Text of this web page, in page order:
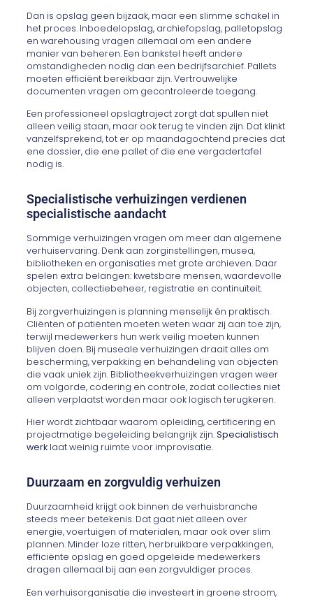
Dan is opslag geen bijzaak, maar een slimme schakel in
het proces. Inboedelopslag, archiefopslag, palletopslag
en warehousing vragen allemaal om een andere
manier van beheren. Een bankstel heeft andere
omstandigheden nodig dan een bedrijfsarchief. Pallets
moeten efficiënt bereikbaar zijn. Vertrouwelijke
documenten vragen om gecontroleerde toegang.
Een professioneel opslagtraject zorgt dat spullen niet
alleen veilig staan, maar ook terug te vinden zijn. Dat klinkt
vanzelfsprekend, tot er op maandagochtend precies dat
ene dossier, die ene pallet of die ene vergadertafel
nodig is.
Specialistische verhuizingen verdienen
specialistische aandacht
Sommige verhuizingen vragen om meer dan algemene
verhuiservaring. Denk aan zorginstellingen, musea,
bibliotheken en organisaties met grote archieven. Daar
spelen extra belangen: kwetsbare mensen, waardevolle
objecten, collectiebeheer, registratie en continuïteit.
Bij zorgverhuizingen is planning menselijk én praktisch.
Cliënten of patiënten moeten weten waar zij aan toe zijn,
terwijl medewerkers hun werk veilig moeten kunnen
blijven doen. Bij museale verhuizingen draait alles om
bescherming, verpakking en behandeling van objecten
die vaak uniek zijn. Bibliotheekverhuizingen vragen weer
om volgorde, codering en controle, zodat collecties niet
alleen verplaatst worden maar ook logisch terugkeren.
Hier wordt zichtbaar waarom opleiding, certificering en
projectmatige begeleiding belangrijk zijn.Specialistisch
werk laat weinig ruimte voor improvisatie.
Duurzaam en zorgvuldig verhuizen
Duurzaamheid krijgt ook binnen de verhuisbranche
steeds meer betekenis. Dat gaat niet alleen over
energie, voertuigen of materialen, maar ook over slim
plannen. Minder loze ritten, herbruikbare verpakkingen,
efficiënte opslag en goed opgeleide medewerkers
dragen allemaal bij aan een zorgvuldiger proces.
Een verhuisorganisatie die investeert in groene stroom,